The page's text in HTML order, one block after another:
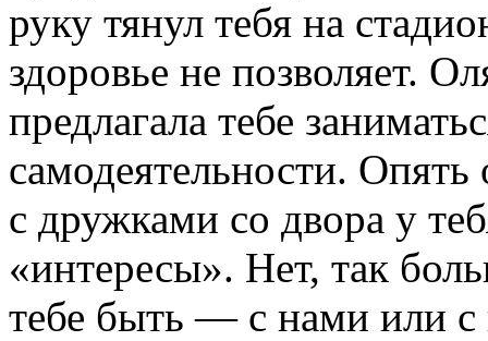
руку тянул тебя на
здоровье не позволяет.
предлагала тебе
самодеятельности. Опять
с дружками со двора у
«интересы». Нет, так
тебе быть — с нами или